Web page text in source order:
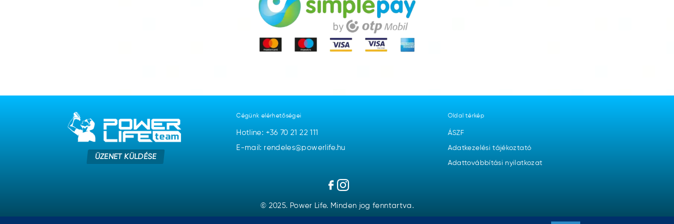
ÜZENET KÜLDÉSE
Cégünk elérhetőségei
Hotline: +36 70 21 22 111
E-mail: rendeles@powerlife.hu
Oldal térkép
ÁSZF
Adatkezelési tájékoztató
Adattovábbítási nyilatkozat
© 2025. Power Life. Minden jog fenntartva.